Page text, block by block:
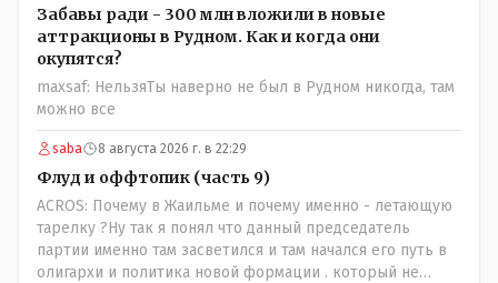
Забавы ради - 300 млн вложили в новые
аттракционы в Рудном. Как и когда они
окупятся?
maxsaf: НельзяТы наверно не был в Рудном никогда, там
можно все
saba 8 августа 2026 г. в 22:29
Флуд и оффтопик (часть 9)
ACROS: Почему в Жаильме и почему именно - летающую
тарелку ?Ну так я понял что данный председатель
партии именно там засветился и там начался его путь в
олигархи и политика новой формации . который не